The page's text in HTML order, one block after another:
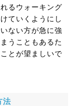
るウォーキング
ていくようにし
ない方が急に強
うこともあるた
とが望ましいで
法